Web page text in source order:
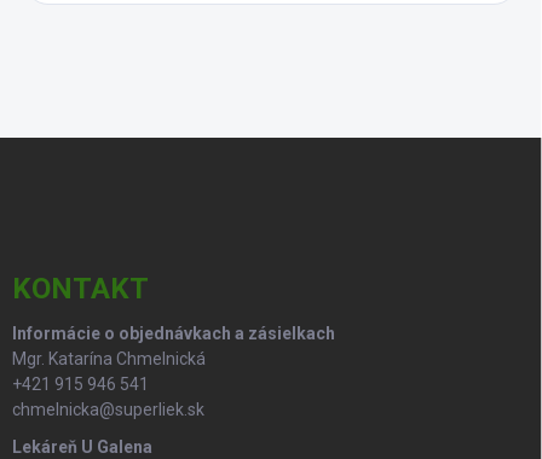
KONTAKT
Informácie o objednávkach a zásielkach
Mgr. Katarína Chmelnická
+421 915 946 541
chmelnicka@superliek.sk
Lekáreň U Galena